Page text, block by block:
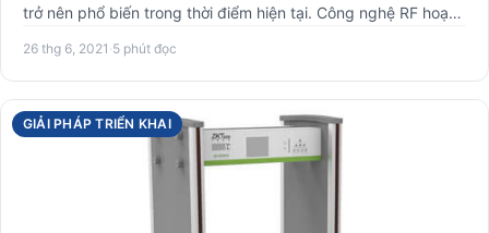
trở nên phổ biến trong thời điểm hiện tại. Công nghệ RF hoạt
26 thg 6, 2021 ·5 phút đọc
GIẢI PHÁP TRIỂN KHAI